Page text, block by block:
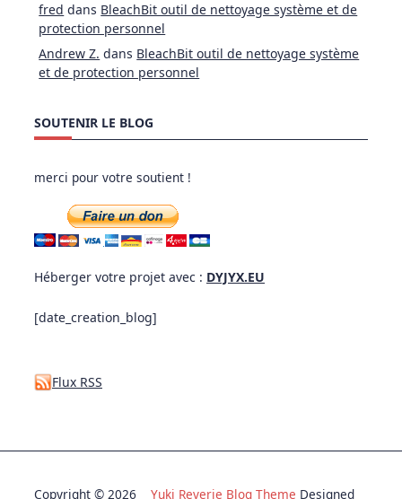
fred dans BleachBit outil de nettoyage système et de
protection personnel
Andrew Z. dans BleachBit outil de nettoyage système
et de protection personnel
SOUTENIR LE BLOG
merci pour votre soutient !
Héberger votre projet avec : DYJYX.EU
[date_creation_blog]
Flux RSS
Copyright © 2026 Yuki Reverie Blog Theme Designed